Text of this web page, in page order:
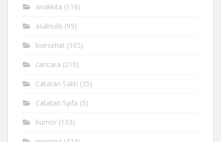
anakkita (118)
asalnulis (99)
biarsehat (105)
caricara (210)
Catatan Sakti (35)
Catatan Syifa (5)
humor (133)